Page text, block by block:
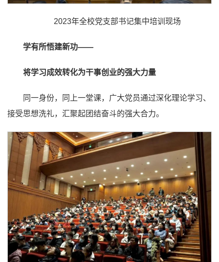
2023年全校党支部书记集中培训现场
学有所悟建新功——
将学习成效转化为干事创业的强大力量
同一身份，同上一堂课，广大党员通过深化理论学习、
接受思想洗礼，汇聚起团结奋斗的强大合力。